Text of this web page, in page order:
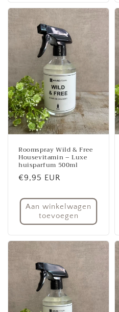
Roomspray Wild & Free
Housevitamin – Luxe
huisparfum 500ml
Normale
€9,95 EUR
Aan winkelwagen
toevoegen